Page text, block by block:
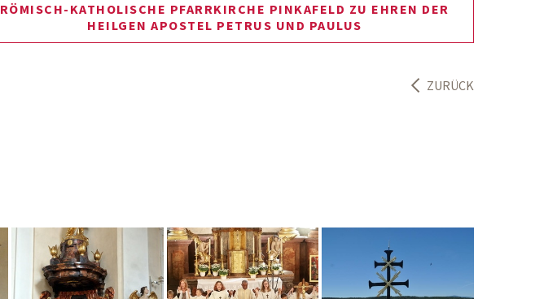
RÖMISCH-KATHOLISCHE PFARRKIRCHE PINKAFELD ZU EHREN DER
HEILGEN APOSTEL PETRUS UND PAULUS
ZURÜCK